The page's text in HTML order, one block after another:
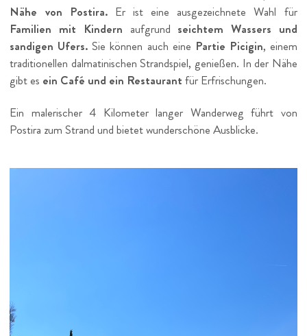
Nähe von Postira.Er ist eine ausgezeichnete Wahl für
Familien mit Kindern aufgrund seichtem Wassers und
sandigen Ufers. Sie können auch eine Partie Picigin, einem
traditionellen dalmatinischen Strandspiel, genießen. In der Nähe
gibt es ein Café und ein Restaurantfür Erfrischungen.
Ein malerischer 4 Kilometer langer Wanderweg führt von
Postira zum Strand und bietet wunderschöne Ausblicke.